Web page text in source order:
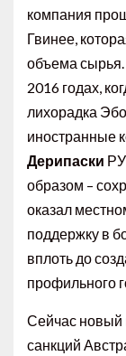
компания
Гвинее,
объема сырья.
2016 годах,
лихорадка
иностранные
Дерипаски
образом –
оказал
поддержку в
вплоть до
профильного
Сейчас новый
санкций